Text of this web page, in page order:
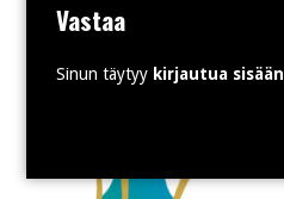
Vastaa
Sinun täytyy kirjautua sisään